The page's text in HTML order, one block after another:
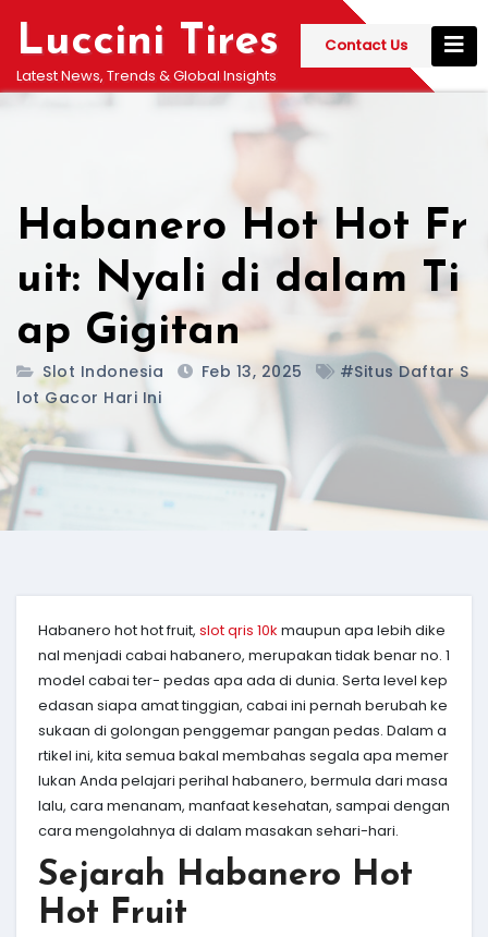
content
Luccini Tires
Latest News, Trends & Global Insights
Contact Us
Habanero Hot Hot Fr
uit: Nyali di dalam Ti
ap Gigitan
Slot Indonesia Feb 13, 2025
#Situs Daftar S
Lot Gacor Hari Ini
Habanero hot hot fruit, slot qris 10k maupun apa lebih dike
nal menjadi cabai habanero, merupakan tidak benar no. 1
model cabai ter- pedas apa ada di dunia. Serta level kep
edasan siapa amat tinggian, cabai ini pernah berubah ke
sukaan di golongan penggemar pangan pedas. Dalam a
rtikel ini, kita semua bakal membahas segala apa memer
lukan Anda pelajari perihal habanero, bermula dari masa
lalu, cara menanam, manfaat kesehatan, sampai dengan
cara mengolahnya di dalam masakan sehari-hari.
Sejarah Habanero Hot
Hot Fruit